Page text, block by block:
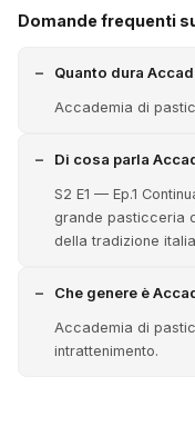
Domande frequenti
Quanto dura
Accademia di
Di cosa parla
S2 E1 — Ep.1
grande pasticceria
della tradizione
Che genere è
Accademia di
intrattenimento.